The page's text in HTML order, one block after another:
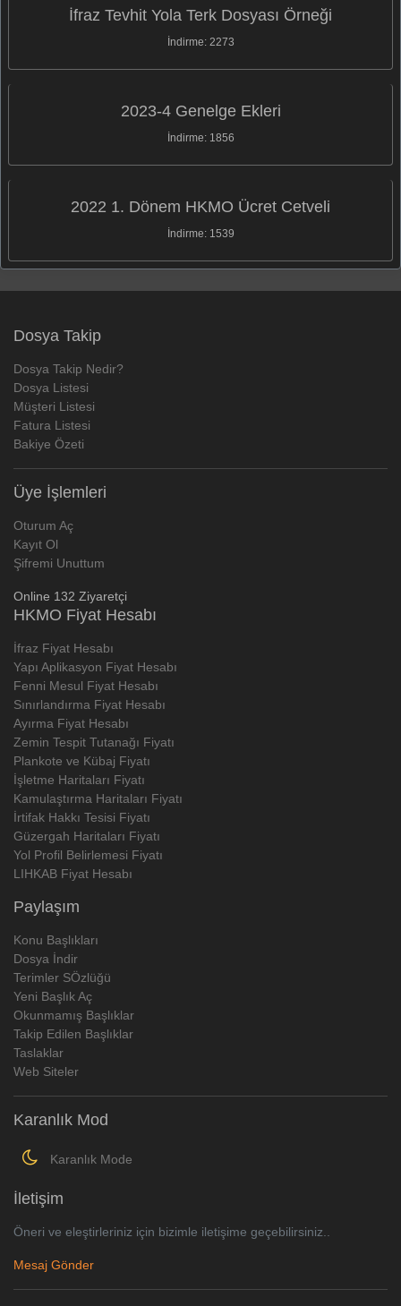
İfraz Tevhit Yola Terk Dosyası Örneği
İndirme: 2273
2023-4 Genelge Ekleri
İndirme: 1856
2022 1. Dönem HKMO Ücret Cetveli
İndirme: 1539
Dosya Takip
Dosya Takip Nedir?
Dosya Listesi
Müşteri Listesi
Fatura Listesi
Bakiye Özeti
Üye İşlemleri
Oturum Aç
Kayıt Ol
Şifremi Unuttum
Online 132 Ziyaretçi
HKMO Fiyat Hesabı
İfraz Fiyat Hesabı
Yapı Aplikasyon Fiyat Hesabı
Fenni Mesul Fiyat Hesabı
Sınırlandırma Fiyat Hesabı
Ayırma Fiyat Hesabı
Zemin Tespit Tutanağı Fiyatı
Plankote ve Kübaj Fiyatı
İşletme Haritaları Fiyatı
Kamulaştırma Haritaları Fiyatı
İrtifak Hakkı Tesisi Fiyatı
Güzergah Haritaları Fiyatı
Yol Profil Belirlemesi Fiyatı
LIHKAB Fiyat Hesabı
Paylaşım
Konu Başlıkları
Dosya İndir
Terimler SÖzlüğü
Yeni Başlık Aç
Okunmamış Başlıklar
Takip Edilen Başlıklar
Taslaklar
Web Siteler
Karanlık Mod
Karanlık Mode
İletişim
Öneri ve eleştirleriniz için bizimle iletişime geçebilirsiniz..
Mesaj Gönder